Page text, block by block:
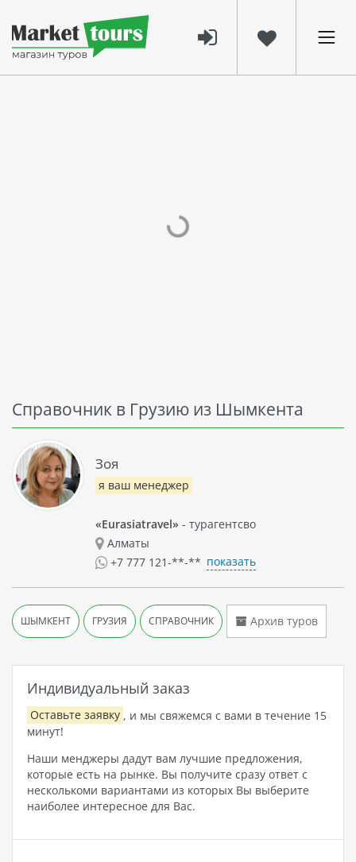
Справочник в Грузию из Шымкента
Индивидуальный заказ
Оставьте заявку , и мы свяжемся с вами в течение 15
минут!
Наши менджеры дадут вам лучшие предложения,
которые есть на рынке. Вы получите сразу ответ с
несколькоми вариантами из которых Вы выберите
наиболее интересное для Вас.
Зоя
я ваш менеджер
«Eurasiatravel» - турагентсво
Алматы
+7 777 121-**-** показать
ШЫМКЕНТ ГРУЗИЯ СПРАВОЧНИК Архив туров